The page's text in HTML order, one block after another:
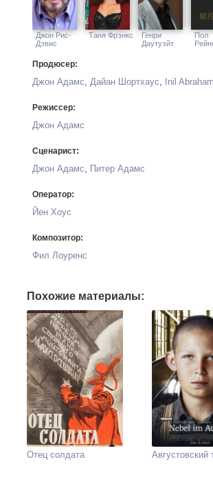
Джон Рис-
Дэвис
Таня Фрэнкс
Генри
Даутуэйт
Пол
Продюсер:
Джон Адамс, Дайан Шортхаус, Inil Abraham
Режиссер:
Джон Адамс
Сценарист:
Джон Адамс, Питер Адамс
Оператор:
Йен Хоус
Композитор:
Фил Лоуренс
Похожие материалы:
Августовский
Отец солдата